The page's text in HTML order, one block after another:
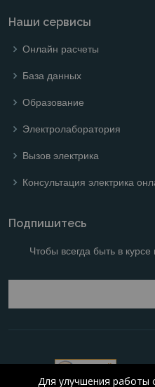
Наши сервисы
Онлайн расчеты
База данных
Образование
Электролаборатория
Вызов электрика
Консультация электрика
Подпишитесь
Чтобы всегда быть в
Для улучшения работы